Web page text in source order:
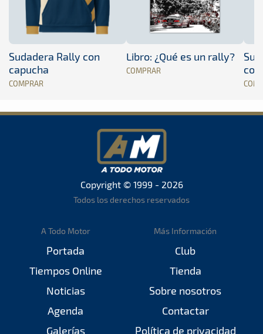
Sudadera Rally con
capucha
COMPRAR
Libro: ¿Qué es un rally?
COMPRAR
Copyright © 1999 - 2026
Todos los derechos reservados
A Todo Motor
Portada
Tiempos Online
Noticias
Agenda
Galerías
Más Información
Club
Tienda
Sobre nosotros
Contactar
Política de privacidad